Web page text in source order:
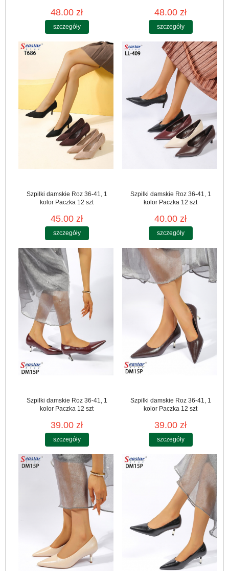
48.00 zł
szczegóły
48.00 zł
szczegóły
Szpilki damskie Roz 36-41, 1
kolor Paczka 12 szt
45.00 zł
szczegóły
Szpilki damskie Roz 36-41, 1
kolor Paczka 12 szt
40.00 zł
szczegóły
Szpilki damskie Roz 36-41, 1
kolor Paczka 12 szt
39.00 zł
szczegóły
Szpilki damskie Roz 36-41, 1
kolor Paczka 12 szt
39.00 zł
szczegóły